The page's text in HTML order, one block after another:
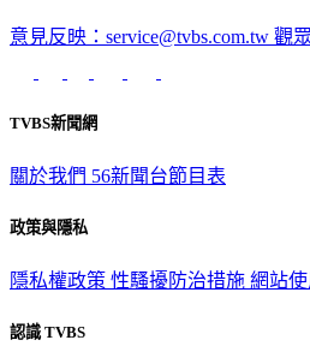
意見反映：service@tvbs.com.tw 觀
TVBS新聞網
關於我們 56新聞台節目表
政策與隱私
隱私權政策 性騷擾防治措施 網站
認識 TVBS